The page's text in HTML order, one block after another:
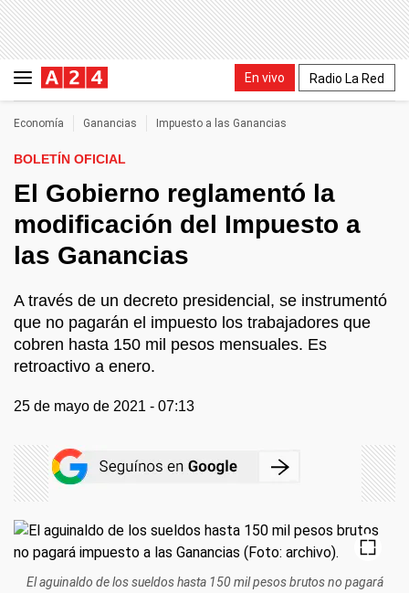
En vivo Radio La Red
Economía Ganancias Impuesto a las Ganancias
BOLETÍN OFICIAL
El Gobierno reglamentó la
modificación del Impuesto a
las Ganancias
A través de un decreto presidencial, se instrumentó
que no pagarán el impuesto los trabajadores que
cobren hasta 150 mil pesos mensuales. Es
retroactivo a enero.
25 de mayo de 2021 - 07:13
El aguinaldo de los sueldos hasta 150 mil pesos brutos no pagará